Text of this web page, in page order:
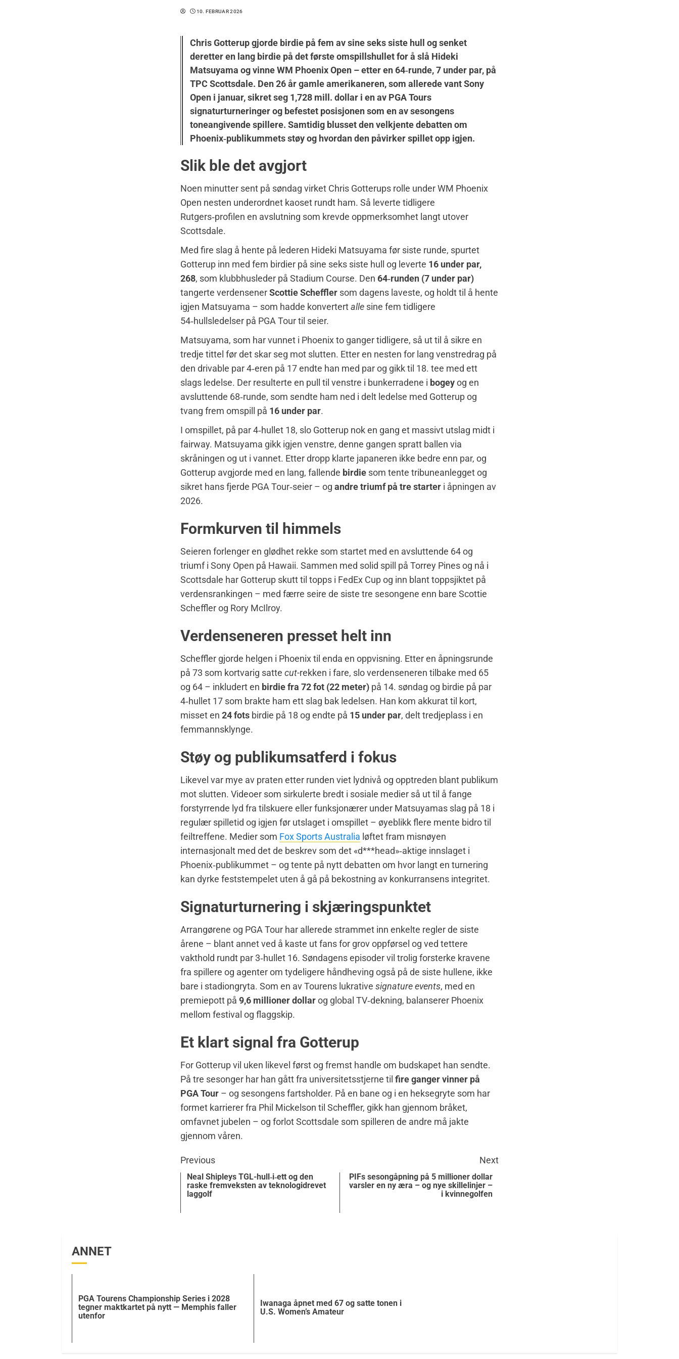
10. FEBRUAR 2026
Chris Gotterup gjorde birdie på fem av sine seks siste hull og senket
deretter en lang birdie på det første omspillshullet for å slå Hideki
Matsuyama og vinne WM Phoenix Open – etter en 64‑runde, 7 under par, på
TPC Scottsdale. Den 26 år gamle amerikaneren, som allerede vant Sony
Open i januar, sikret seg 1,728 mill. dollar i en av PGA Tours
signaturturneringer og befestet posisjonen som en av sesongens
toneangivende spillere. Samtidig blusset den velkjente debatten om
Phoenix‑publikummets støy og hvordan den påvirker spillet opp igjen.
Slik ble det avgjort
Noen minutter sent på søndag virket Chris Gotterups rolle under WM Phoenix
Open nesten underordnet kaoset rundt ham. Så leverte tidligere
Rutgers‑profilen en avslutning som krevde oppmerksomhet langt utover
Scottsdale.
Med fire slag å hente på lederen Hideki Matsuyama før siste runde, spurtet
Gotterup inn med fem birdier på sine seks siste hull og leverte 16 under par,
268, som klubbhusleder på Stadium Course. Den 64‑runden (7 under par)
tangerte verdensenerScottie Scheffler som dagens laveste, og holdt til å hente
igjen Matsuyama – som hadde konvertertalle sine fem tidligere
54‑hullsledelser på PGA Tour til seier.
Matsuyama, som har vunnet i Phoenix to ganger tidligere, så ut til å sikre en
tredje tittel før det skar seg mot slutten. Etter en nesten for lang venstredrag på
den drivable par 4‑eren på 17 endte han med par og gikk til 18. tee med ett
slags ledelse. Der resulterte en pull til venstre i bunkerradene i bogeyog en
avsluttende 68‑runde, som sendte ham ned i delt ledelse med Gotterup og
tvang frem omspill på 16 under par.
I omspillet, på par 4‑hullet 18, slo Gotterup nok en gang et massivt utslag midt i
fairway. Matsuyama gikk igjen venstre, denne gangen spratt ballen via
skråningen og ut i vannet. Etter dropp klarte japaneren ikke bedre enn par, og
Gotterup avgjorde med en lang, fallende birdie som tente tribuneanlegget og
sikret hans fjerde PGA Tour‑seier – og andre triumf på tre starter i åpningen av
2026.
Formkurven til himmels
Seieren forlenger en glødhet rekke som startet med en avsluttende 64 og
triumf i Sony Open på Hawaii. Sammen med solid spill på Torrey Pines og nå i
Scottsdale har Gotterup skutt til topps i FedEx Cup og inn blant toppsjiktet på
verdensrankingen – med færre seire de siste tre sesongene enn bare Scottie
Scheffler og Rory McIlroy.
Verdenseneren presset helt inn
Scheffler gjorde helgen i Phoenix til enda en oppvisning. Etter en åpningsrunde
på 73 som kortvarig satte cut-rekken i fare, slo verdenseneren tilbake med 65
og 64 – inkludert en birdie fra 72 fot (22 meter) på 14. søndag og birdie på par
4‑hullet 17 som brakte ham ett slag bak ledelsen. Han kom akkurat til kort,
misset en 24 fots birdie på 18 og endte på 15 under par, delt tredjeplass i en
femmannsklynge.
Støy og publikumsatferd i fokus
Likevel var mye av praten etter runden viet lydnivå og opptreden blant publikum
mot slutten. Videoer som sirkulerte bredt i sosiale medier så ut til å fange
forstyrrende lyd fra tilskuere eller funksjonærer under Matsuyamas slag på 18 i
regulær spilletid og igjen før utslaget i omspillet – øyeblikk flere mente bidro til
feiltreffene. Medier som Fox Sports Australia løftet fram misnøyen
internasjonalt med det de beskrev som det «d***head»‑aktige innslaget i
Phoenix‑publikummet – og tente på nytt debatten om hvor langt en turnering
kan dyrke feststempelet uten å gå på bekostning av konkurransens integritet.
Signaturturnering i skjæringspunktet
Arrangørene og PGA Tour har allerede strammet inn enkelte regler de siste
årene – blant annet ved å kaste ut fans for grov oppførsel og ved tettere
vakthold rundt par 3‑hullet 16. Søndagens episoder vil trolig forsterke kravene
fra spillere og agenter om tydeligere håndheving også på de siste hullene, ikke
bare i stadiongryta. Som en av Tourens lukrative signature events, med en
premiepott på 9,6 millioner dollarog global TV‑dekning, balanserer Phoenix
mellom festival og flaggskip.
Et klart signal fra Gotterup
For Gotterup vil uken likevel først og fremst handle om budskapet han sendte.
På tre sesonger har han gått fra universitetsstjerne til fire ganger vinner på
PGA Tour – og sesongens fartsholder. På en bane og i en heksegryte som har
formet karrierer fra Phil Mickelson til Scheffler, gikk han gjennom bråket,
omfavnet jubelen – og forlot Scottsdale som spilleren de andre må jakte
gjennom våren.
Previous
Neal Shipleys TGL-hull‑i‑ett og den
raske fremveksten av teknologidrevet
laggolf
Next
PIFs sesongåpning på 5 millioner dollar
varsler en ny æra – og nye skillelinjer –
i kvinnegolfen
ANNET
PGA Tourens Championship Series i 2028
tegner maktkartet på nytt — Memphis faller
utenfor
Iwanaga åpnet med 67 og satte tonen i
U.S. Women’s Amateur